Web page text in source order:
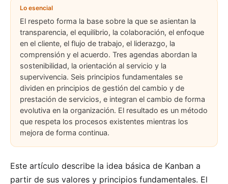
Lo esencial
El respeto forma la base sobre la que se asientan la
transparencia, el equilibrio, la colaboración, el enfoque
en el cliente, el flujo de trabajo, el liderazgo, la
comprensión y el acuerdo. Tres agendas abordan la
sostenibilidad, la orientación al servicio y la
supervivencia. Seis principios fundamentales se
dividen en principios de gestión del cambio y de
prestación de servicios, e integran el cambio de forma
evolutiva en la organización. El resultado es un método
que respeta los procesos existentes mientras los
mejora de forma continua.
Este artículo describe la idea básica de Kanban a
partir de sus valores y principios fundamentales. El